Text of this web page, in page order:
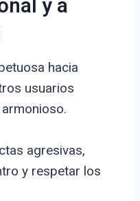
y a
hacia
usuarios
agresivas,
y respetar los